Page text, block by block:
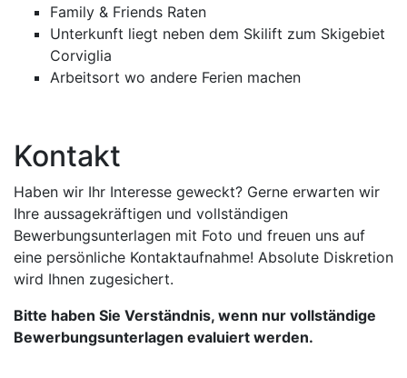
Family & Friends Raten
Unterkunft liegt neben dem Skilift zum Skigebiet
Corviglia
Arbeitsort wo andere Ferien machen
Kontakt
Haben wir Ihr Interesse geweckt? Gerne erwarten wir
Ihre aussagekräftigen und vollständigen
Bewerbungsunterlagen mit Foto und freuen uns auf
eine persönliche Kontaktaufnahme! Absolute Diskretion
wird Ihnen zugesichert.
Bitte haben Sie Verständnis, wenn nur vollständige
Bewerbungsunterlagen evaluiert werden.